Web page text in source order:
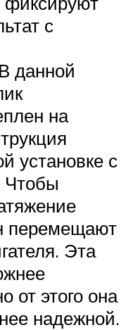
с
данной
на
установке с
перемещают
Эта
от этого она
надежной.